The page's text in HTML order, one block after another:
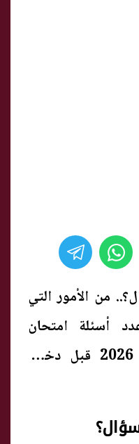
من الأمور التي
أسئلة امتحان
الجغرافيا للثانوية العامة 2026 قبل دخول